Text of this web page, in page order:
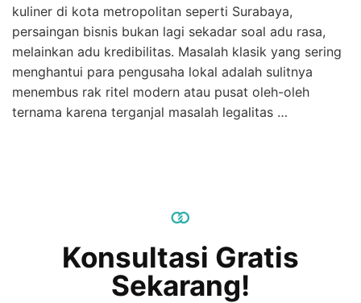
kuliner di kota metropolitan seperti Surabaya,
persaingan bisnis bukan lagi sekadar soal adu rasa,
melainkan adu kredibilitas. Masalah klasik yang sering
menghantui para pengusaha lokal adalah sulitnya
menembus rak ritel modern atau pusat oleh-oleh
ternama karena terganjal masalah legalitas …
Konsultasi Gratis
Sekarang!